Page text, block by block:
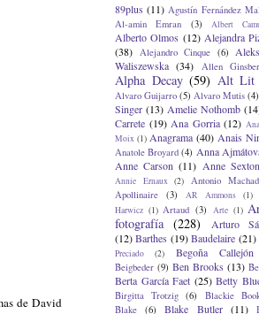
de David
89plus (11) Agustín Fernández
Al-amin Emran
(3) Albert
Alberto Olmos (12) Alejandra
(38)
Alejandro Cinque (6)
Waliszewska (34) Allen
Alpha Decay (59) Alt Lit
Alvaro Guijarro (5) Alvaro Mutis (4)
Singer (13) Amelie Nothomb
Carrete (19) Ana Gorria (12)
Moix (1) Anagrama (40) Anais
Anatole Broyard (4) Anna
Anne Carson (11) Anne Sexton
Annie Ernaux (2) Antonio
Apollinaire
(3) AR Ammons (1)
Harwicz (1) Artaud (3) Arte (1)
fotografía (228)
Arturo
(12) Barthes (19) Baudelaire (21)
Preciado
(2) Begoña Callejón
Beigbeder (9) Ben Brooks (13)
Berta García Faet (25) Betty
Birgitta Trotzig (6) Blackie
Blake
(6) Blake Butler (11)